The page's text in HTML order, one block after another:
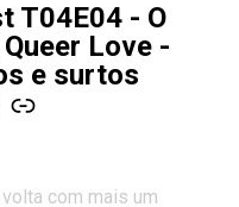
T04E04 - O
Love -
e surtos
com mais um